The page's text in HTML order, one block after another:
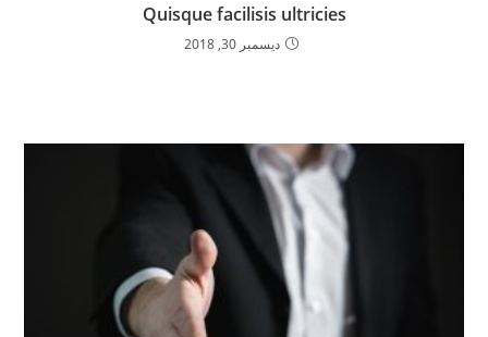
Quisque facilisis ultricies
ديسمبر 30, 2018